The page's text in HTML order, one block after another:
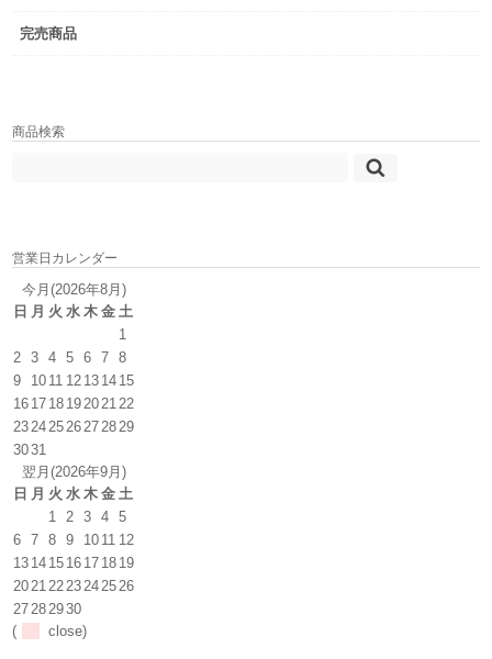
完売商品
商品検索
営業日カレンダー
今月(2026年8月)
日 月 火 水 木 金 土
1
2
3 4 5 6 7
8
9
10 11 12 13 14 15
16 17 18 19202122
23242526272829
3031
翌月(2026年9月)
日 月 火 水 木 金 土
1
2 3 4
5
6
7 8 9 10 11 12
13 14 15 16 17 18 19
20212223242526
27282930
(
close)